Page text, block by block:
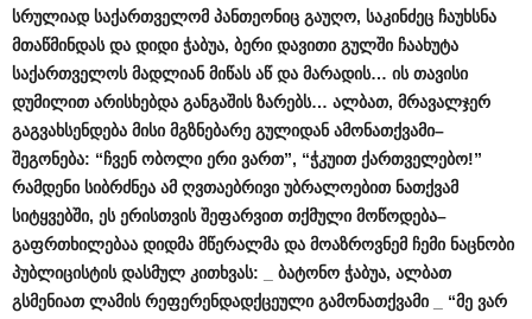
სრულიად საქართველომ პანთეონიც გაუღო, საკინძეც ჩაუხსნა
მთაწმინდას და დიდი ჭაბუა, ბერი დავითი გულში ჩაახუტა
საქართველოს მადლიან მიწას აწ და მარადის… ის თავისი
დუმილით არისხებდა განგაშის ზარებს… ალბათ, მრავალჯერ
გაგვახსენდება მისი მგზნებარე გულიდან ამონათქვამი–
შეგონება: “ჩვენ ობოლი ერი ვართ”, “ჭკუით ქართველებო!”
რამდენი სიბრძნეა ამ ღვთაებრივი უბრალოებით ნათქვამ
სიტყვებში, ეს ერისთვის შეფარვით თქმული მოწოდება–
გაფრთხილებაა დიდმა მწერალმა და მოაზროვნემ ჩემი ნაცნობი
პუბლიცისტის დასმულ კითხვას: _ ბატონო ჭაბუა, ალბათ
გსმენიათ ლამის რეფერენდადქცეული გამონათქვამი _ “მე ვარ